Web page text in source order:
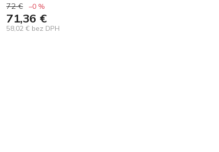
72 € –0 %
71,36 €
58,02 € bez DPH